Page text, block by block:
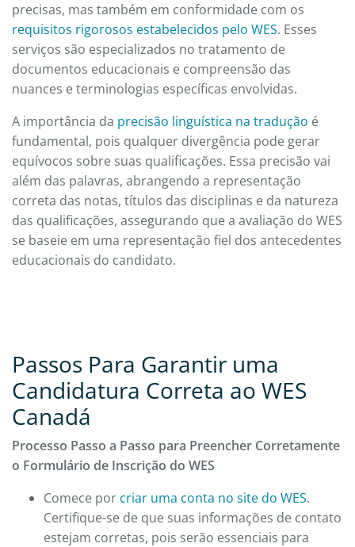
precisas, mas também em conformidade com os
requisitos rigorosos estabelecidos pelo WES. Esses
serviços são especializados no tratamento de
documentos educacionais e compreensão das
nuances e terminologias específicas envolvidas.
A importância da precisão linguística na tradução é
fundamental, pois qualquer divergência pode gerar
equívocos sobre suas qualificações. Essa precisão vai
além das palavras, abrangendo a representação
correta das notas, títulos das disciplinas e da natureza
das qualificações, assegurando que a avaliação do WES
se baseie em uma representação fiel dos antecedentes
educacionais do candidato.
Passos Para Garantir uma
Candidatura Correta ao WES
Canadá
Processo Passo a Passo para Preencher Corretamente
o Formulário de Inscrição do WES
Comece por criar uma conta no site do WES.
Certifique-se de que suas informações de contato
estejam corretas, pois serão essenciais para